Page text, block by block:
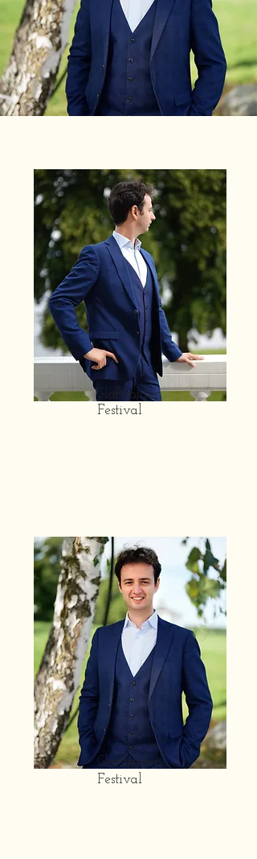
Glafsfjorden
Festival
Glafsfjorden
Festival